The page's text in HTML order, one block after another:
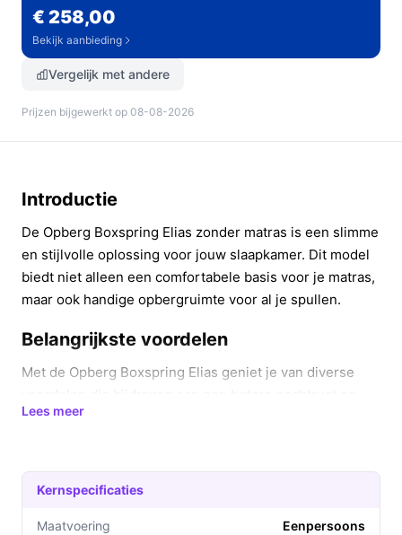
€ 258,00
Bekijk aanbieding
Vergelijk met andere
Prijzen bijgewerkt op 08-08-2026
Introductie
De Opberg Boxspring Elias zonder matras is een slimme
en stijlvolle oplossing voor jouw slaapkamer. Dit model
biedt niet alleen een comfortabele basis voor je matras,
maar ook handige opbergruimte voor al je spullen.
Belangrijkste voordelen
Met de Opberg Boxspring Elias geniet je van diverse
een georganiseerde slaapkamer.
ruime onderbergruimte, ideaal voor beddengoed,
kussens of seizoensgebonden kleding.
Eenvoudige toegang: De klep opent aan de zijkant,
Lees meer
Kernspecificaties
Maatvoering Eenpersoons